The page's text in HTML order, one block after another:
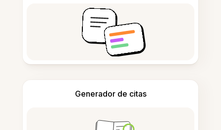
Generador de citas